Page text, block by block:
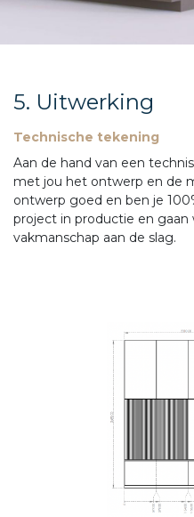
5. Uitwerking
Technische tekening
Aan de hand van een
met jou het ontwerp en de
ontwerp goed en ben je
project in productie en gaan
vakmanschap aan de slag.